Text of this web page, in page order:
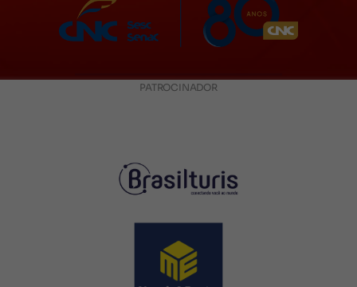
PATROCINADOR